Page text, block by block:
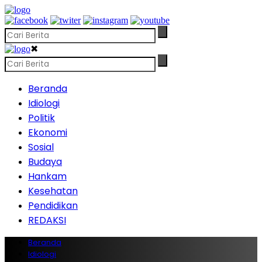
✖
Beranda
Idiologi
Politik
Ekonomi
Sosial
Budaya
Hankam
Kesehatan
Pendidikan
REDAKSI
Beranda
Idiologi